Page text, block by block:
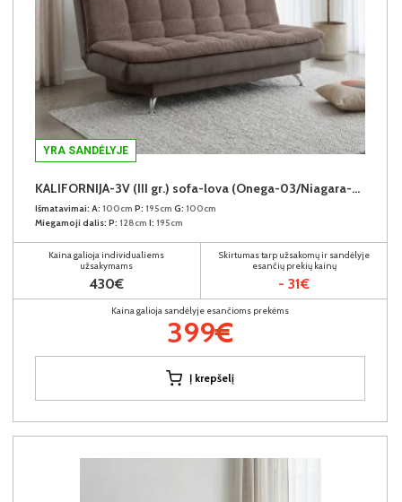
YRA SANDĖLYJE
KALIFORNIJA-3V (III gr.) sofa-lova (Onega-03/Niagara-05)
Išmatavimai: A: 100cm P: 195cm G: 100cm
Miegamoji dalis: P: 128cm I: 195cm
Kaina galioja individualiems
užsakymams
430€
Skirtumas tarp užsakomų ir sandėlyje
esančių prekių kainų
- 31€
Kaina galioja sandėlyje esančioms prekėms
399€
Į krepšelį